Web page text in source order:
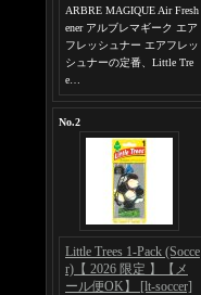
ARBRE MAGIQUE Air Fresh
ener アルブレマギーク エア
フレッシュナー エアフレッ
シュナーの定番、Little Tre
e…
No.2
Little Trees 1-Pack (Socce
r)【 2026 限定 】【メ
ール便OK】 [lt-soccer]